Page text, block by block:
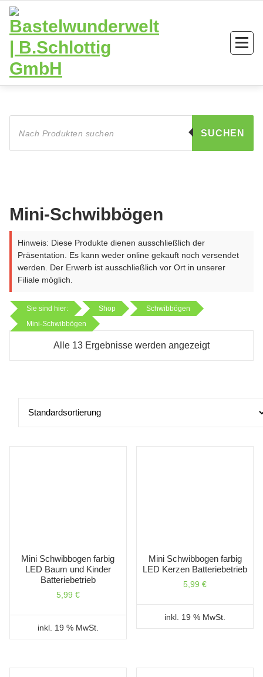
Zum
Inhalt
springen
Products
search
SUCHEN
Mini-Schwibbögen
Hinweis: Diese Produkte dienen ausschließlich der
Präsentation. Es kann weder online gekauft noch versendet
werden. Der Erwerb ist ausschließlich vor Ort in unserer
Filiale möglich.
Alle 13 Ergebnisse werden angezeigt
Sie sind hier: Shop
Schwibbögen
Mini-Schwibbögen
Mini Schwibbogen farbig
LED Baum und Kinder
Batteriebetrieb
5,99 €
inkl. 19 % MwSt.
Mini Schwibbogen farbig
LED Kerzen Batteriebetrieb
5,99€
inkl. 19 % MwSt.